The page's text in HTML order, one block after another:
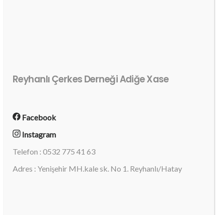
Reyhanlı Çerkes Derneği Adiğe Xase
Facebook
Instagram
Telefon : 0532 775 41 63
Adres : Yenişehir MH.kale sk. No 1. Reyhanlı/Hatay